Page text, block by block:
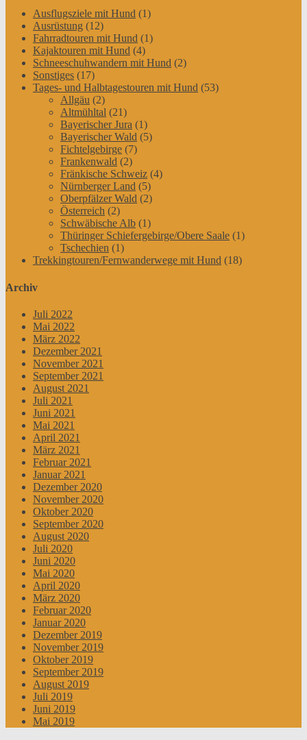
Ausflugsziele mit Hund (1)
Ausrüstung (12)
Fahrradtouren mit Hund (1)
Kajaktouren mit Hund (4)
Schneeschuhwandern mit Hund (2)
Sonstiges (17)
Tages- und Halbtagestouren mit Hund (53)
Allgäu (2)
Altmühltal (21)
Bayerischer Jura (1)
Bayerischer Wald (5)
Fichtelgebirge (7)
Frankenwald (2)
Fränkische Schweiz (4)
Nürnberger Land (5)
Oberpfälzer Wald (2)
Österreich (2)
Schwäbische Alb (1)
Thüringer Schiefergebirge/Obere Saale (1)
Tschechien (1)
Trekkingtouren/Fernwanderwege mit Hund (18)
Archiv
Juli 2022
Mai 2022
März 2022
Dezember 2021
November 2021
September 2021
August 2021
Juli 2021
Juni 2021
Mai 2021
April 2021
März 2021
Februar 2021
Januar 2021
Dezember 2020
November 2020
Oktober 2020
September 2020
August 2020
Juli 2020
Juni 2020
Mai 2020
April 2020
März 2020
Februar 2020
Januar 2020
Dezember 2019
November 2019
Oktober 2019
September 2019
August 2019
Juli 2019
Juni 2019
Mai 2019